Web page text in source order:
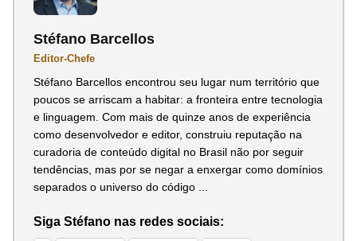
Stéfano Barcellos
Editor-Chefe
Stéfano Barcellos encontrou seu lugar num território que
poucos se arriscam a habitar: a fronteira entre tecnologia
e linguagem. Com mais de quinze anos de experiência
como desenvolvedor e editor, construiu reputação na
curadoria de conteúdo digital no Brasil não por seguir
tendências, mas por se negar a enxergar como domínios
separados o universo do código ...
Siga Stéfano nas redes sociais: